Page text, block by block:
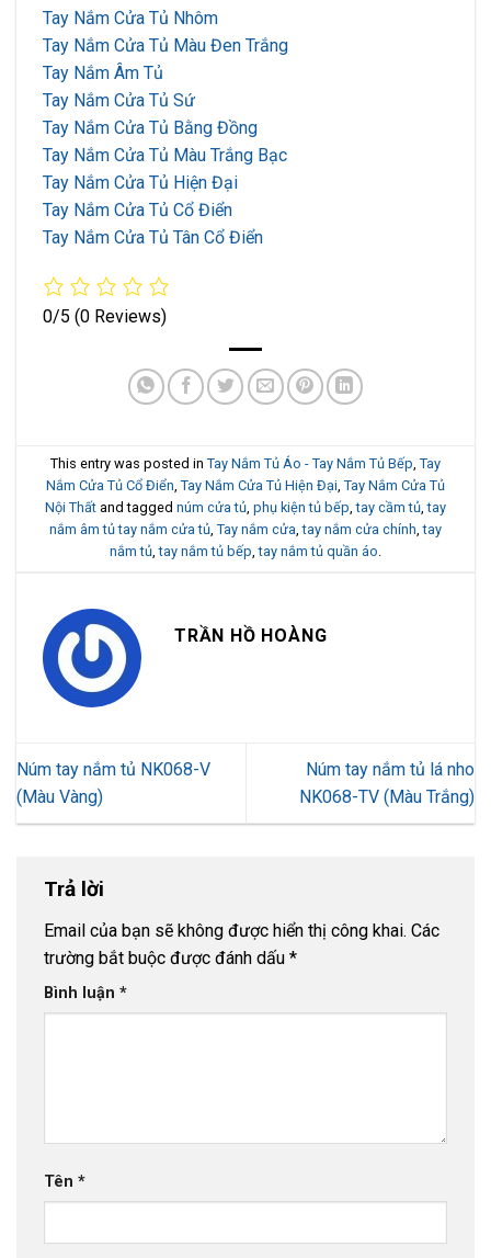
Tay Nắm Cửa Tủ Nhôm
Tay Nắm Cửa Tủ Màu Đen Trắng
Tay Nắm Âm Tủ
Tay Nắm Cửa Tủ Sứ
Tay Nắm Cửa Tủ Bằng Đồng
Tay Nắm Cửa Tủ Màu Trắng Bạc
Tay Nắm Cửa Tủ Hiện Đại
Tay Nắm Cửa Tủ Cổ Điển
Tay Nắm Cửa Tủ Tân Cổ Điển
0/5 (0 Reviews)
This entry was posted in Tay Nắm Tủ Áo - Tay Nắm Tủ Bếp, Tay
Nắm Cửa Tủ Cổ Điển, Tay Nắm Cửa Tủ Hiện Đại, Tay Nắm Cửa Tủ
Nội Thất and tagged núm cửa tủ, phụ kiện tủ bếp,tay cầm tủ,tay
nắm âm tủ tay nắm cửa tủ, Tay nắm cửa,tay nắm cửa chính,tay
nắm tủ,tay nắm tủ bếp,tay nắm tủ quần áo.
TRẦN HỒ HOÀNG
Núm tay nắm tủ NK068-V
(Màu Vàng)
Núm tay nắm tủ lá nho
NK068-TV (Màu Trắng)
Trả lời
Email của bạn sẽ không được hiển thị công khai. Các
trường bắt buộc được đánh dấu *
Bình luận *
Tên *